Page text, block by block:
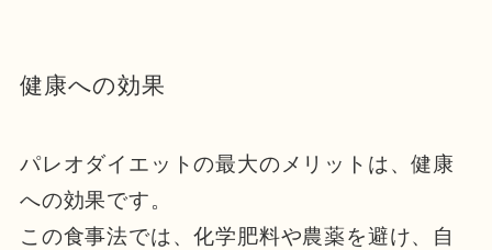
健康への効果
パレオダイエットの最大のメリットは、健康
への効果です。
この食事法では、化学肥料や農薬を避け、自